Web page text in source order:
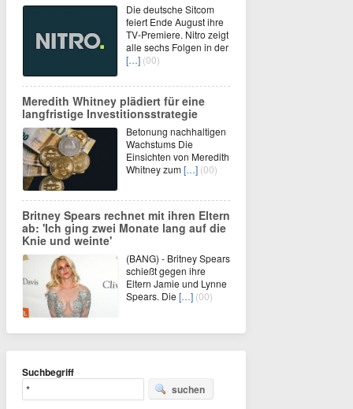
Die deutsche Sitcom
feiert Ende August ihre
TV-Premiere. Nitro zeigt
alle sechs Folgen in der
[…] (00)
Meredith Whitney plädiert für eine
langfristige Investitionsstrategie
Betonung nachhaltigen
Wachstums Die
Einsichten von Meredith
Whitney zum[…] (00)
Britney Spears rechnet mit ihren Eltern
ab: 'Ich ging zwei Monate lang auf die
Knie und weinte'
(BANG) - Britney Spears
schießt gegen ihre
Eltern Jamie und Lynne
Spears. Die […] (00)
Suchbegriff
suchen